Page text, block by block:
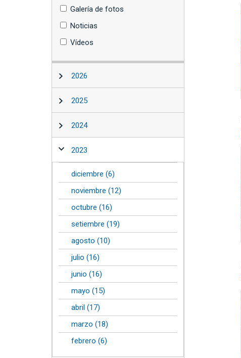
Galería de fotos
Noticias
Vídeos
2026
2025
2024
2023
diciembre (6)
noviembre (12)
octubre (16)
setiembre (19)
agosto (10)
julio (16)
junio (16)
mayo (15)
abril (17)
marzo (18)
febrero (6)